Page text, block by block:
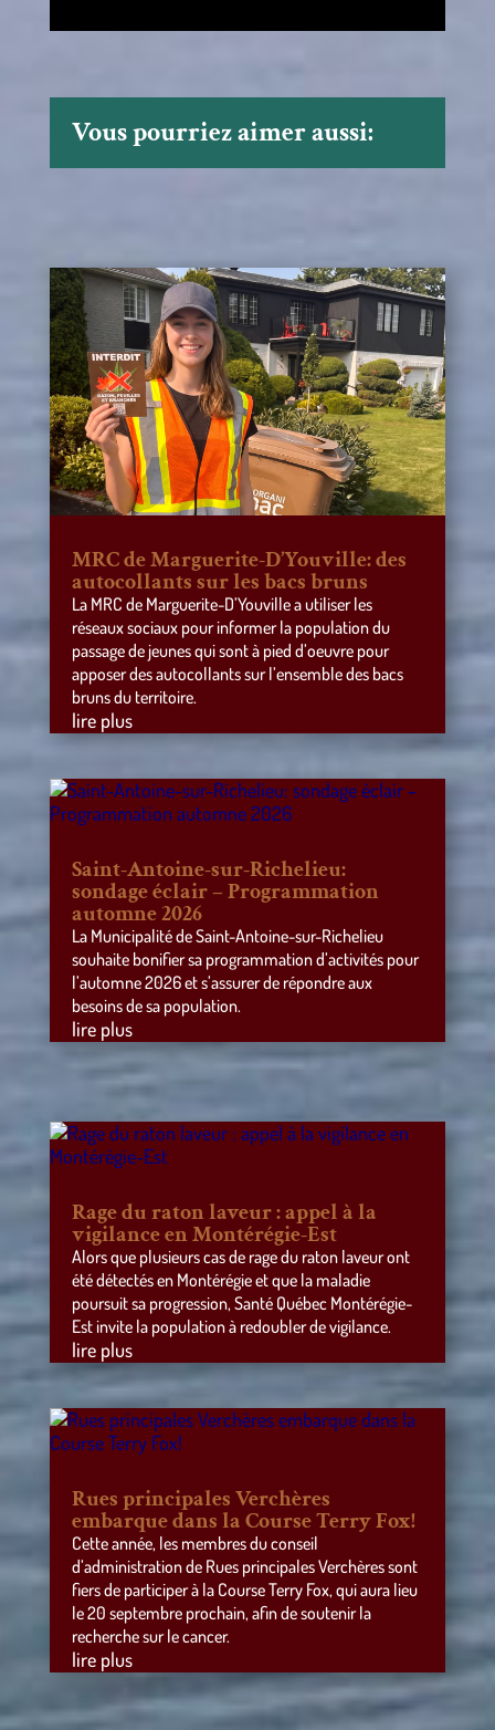
Vous pourriez aimer aussi:
MRC de Marguerite-D’Youville: des
autocollants sur les bacs bruns
La MRC de Marguerite-D’Youville a utiliser les
réseaux sociaux pour informer la population du
passage de jeunes qui sont à pied d’oeuvre pour
apposer des autocollants sur l’ensemble des bacs
bruns du territoire.
lire plus
Saint-Antoine-sur-Richelieu:
sondage éclair – Programmation
automne 2026
La Municipalité de Saint-Antoine-sur-Richelieu
souhaite bonifier sa programmation d’activités pour
l’automne 2026 et s’assurer de répondre aux
besoins de sa population.
lire plus
Rage du raton laveur : appel à la
vigilance en Montérégie-Est
Alors que plusieurs cas de rage du raton laveur ont
été détectés en Montérégie et que la maladie
poursuit sa progression, Santé Québec Montérégie-
Est invite la population à redoubler de vigilance.
lire plus
Rues principales Verchères
embarque dans la Course Terry Fox!
Cette année, les membres du conseil
d’administration de Rues principales Verchères sont
fiers de participer à la Course Terry Fox, qui aura lieu
le 20 septembre prochain, afin de soutenir la
recherche sur le cancer.
lire plus